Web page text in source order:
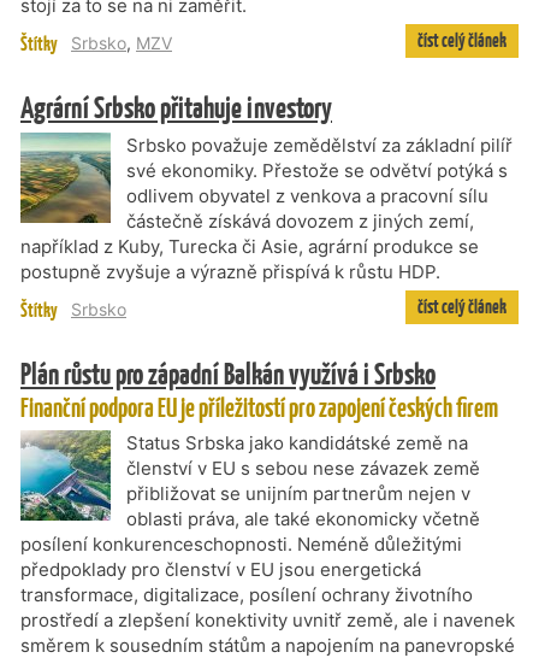
stojí za to se na ni zaměřit.
Štítky Srbsko, MZV číst celý článek
Agrární Srbsko přitahuje investory
Srbsko považuje zemědělství za základní pilíř
své ekonomiky. Přestože se odvětví potýká s
odlivem obyvatel z venkova a pracovní sílu
částečně získává dovozem z jiných zemí,
například z Kuby, Turecka či Asie, agrární produkce se
postupně zvyšuje a výrazně přispívá k růstu HDP.
Štítky Srbsko číst celý článek
Plán růstu pro západní Balkán využívá i Srbsko
Finanční podpora EU je příležitostí pro zapojení českých firem
Status Srbska jako kandidátské země na
členství v EU s sebou nese závazek země
přibližovat se unijním partnerům nejen v
oblasti práva, ale také ekonomicky včetně
posílení konkurenceschopnosti. Neméně důležitými
předpoklady pro členství v EU jsou energetická
transformace, digitalizace, posílení ochrany životního
prostředí a zlepšení konektivity uvnitř země, ale i navenek
směrem k sousedním státům a napojením na panevropské